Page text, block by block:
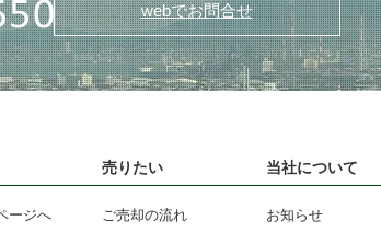
webでお問合せ
ージへ
売りたい
ご売却の流れ
当社について
お知らせ